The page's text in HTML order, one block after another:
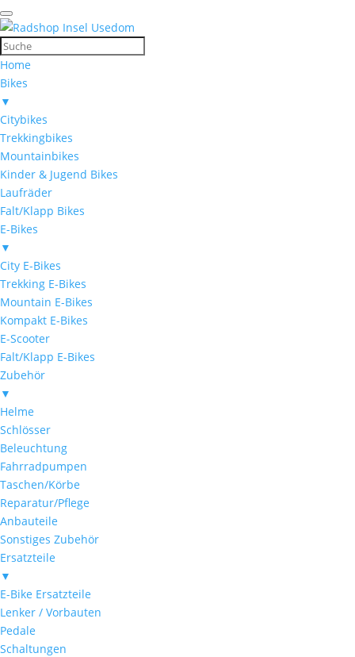
Home
Bikes
▼
Citybikes
Trekkingbikes
Mountainbikes
Kinder & Jugend Bikes
Laufräder
Falt/Klapp Bikes
E-Bikes
▼
City E-Bikes
Trekking E-Bikes
Mountain E-Bikes
Kompakt E-Bikes
E-Scooter
Falt/Klapp E-Bikes
Zubehör
▼
Helme
Schlösser
Beleuchtung
Fahrradpumpen
Taschen/Körbe
Reparatur/Pflege
Anbauteile
Sonstiges Zubehör
Ersatzteile
▼
E-Bike Ersatzteile
Lenker / Vorbauten
Pedale
Schaltungen